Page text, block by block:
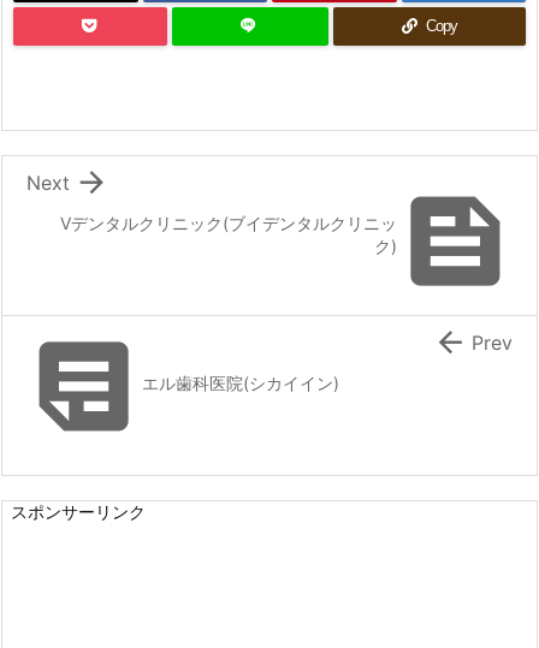
Copy

Vデンタルクリニック(ブイデンタルクリニッ
ク)

Next
エル歯科医院(シカイイン)
 Prev
スポンサーリンク